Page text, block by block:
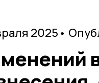
2025 •